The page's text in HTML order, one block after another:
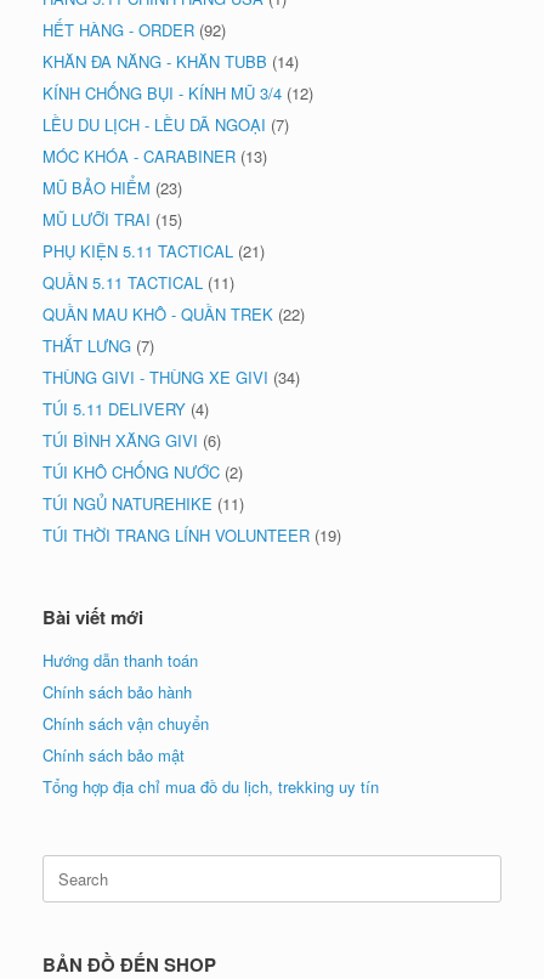
HẾT HÀNG - ORDER (92)
KHĂN ĐA NĂNG - KHĂN TUBB (14)
KÍNH CHỐNG BỤI - KÍNH MŨ 3/4 (12)
LỀU DU LỊCH - LỀU DÃ NGOẠI (7)
MÓC KHÓA - CARABINER (13)
MŨ BẢO HIỂM (23)
MŨ LƯỠI TRAI (15)
PHỤ KIỆN 5.11 TACTICAL (21)
QUẦN 5.11 TACTICAL (11)
QUẦN MAU KHÔ - QUẦN TREK (22)
THẮT LƯNG (7)
THÙNG GIVI - THÙNG XE GIVI (34)
TÚI 5.11 DELIVERY (4)
TÚI BÌNH XĂNG GIVI (6)
TÚI KHÔ CHỐNG NƯỚC (2)
TÚI NGỦ NATUREHIKE (11)
TÚI THỜI TRANG LÍNH VOLUNTEER (19)
Bài viết mới
Hướng dẫn thanh toán
Chính sách bảo hành
Chính sách vận chuyển
Chính sách bảo mật
Tổng hợp địa chỉ mua đồ du lịch, trekking uy tín
Search
for:
BẢN ĐỒ ĐẾN SHOP